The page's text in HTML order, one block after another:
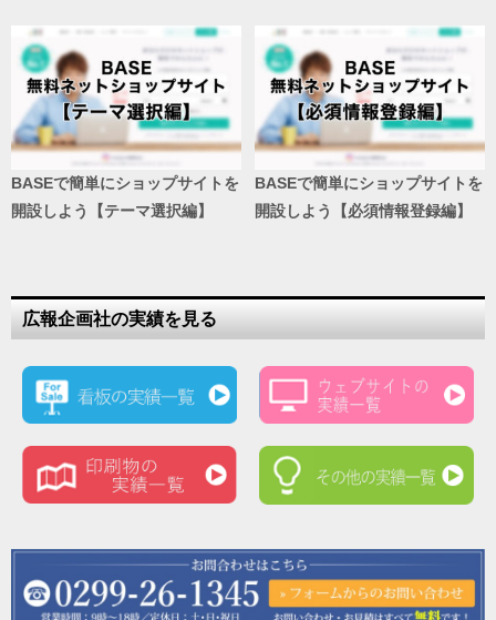
BASEで簡単にショップサイトを
開設しよう【テーマ選択編】
BASEで簡単にショップサイトを
開設しよう【必須情報登録編】
広報企画社の実績を見る